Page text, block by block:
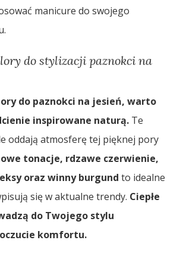
manicure do swojego
do stylizacji paznokci na
do paznokci na jesień, warto
inspirowane naturą. Te
oddają atmosferę tej pięknej pory
tonacje, rdzawe czerwienie,
oraz winny burgund to idealne
się w aktualne trendy. Ciepłe
do Twojego stylu
komfortu.